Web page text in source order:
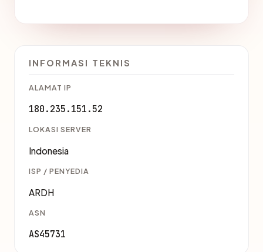
INFORMASI TEKNIS
ALAMAT IP
180.235.151.52
LOKASI SERVER
Indonesia
ISP / PENYEDIA
ARDH
ASN
AS45731